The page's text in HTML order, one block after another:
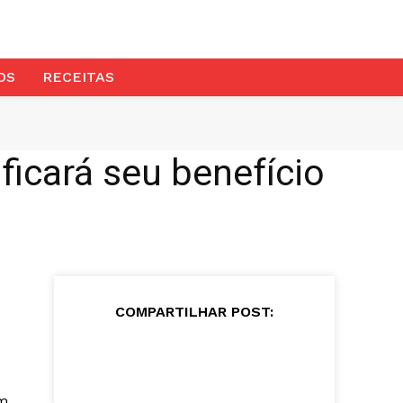
RECEITAS
seu benefício
COMPARTILHAR POST: